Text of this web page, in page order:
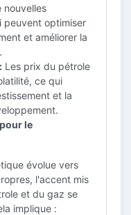
nouvelles
peuvent optimiser
et améliorer la
Les prix du pétrole
ce qui
et la
le
évolue vers
l'accent mis
et du gaz se
implique :